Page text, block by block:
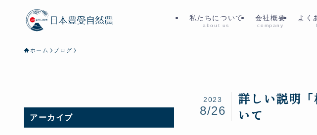
私たちについて
about us
会社概要
company
よく
ホーム ブログ
詳しい説明
いて
2023
8/26
アーカイブ